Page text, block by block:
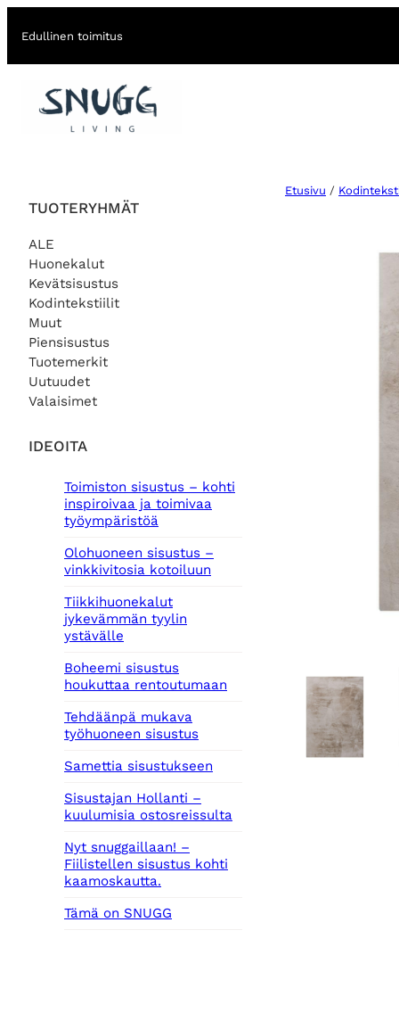
Edullinen toimitus
TUOTERYHMÄT
ALE
Huonekalut
Kevätsisustus
Kodintekstiilit
Muut
Piensisustus
Tuotemerkit
Uutuudet
Valaisimet
IDEOITA
Toimiston sisustus – kohti
inspiroivaa ja toimivaa
työympäristöä
Olohuoneen sisustus –
vinkkivitosia kotoiluun
Tiikkihuonekalut
jykevämmän tyylin
ystävälle
Boheemi sisustus
houkuttaa rentoutumaan
Tehdäänpä mukava
työhuoneen sisustus
Samettia sisustukseen
Sisustajan Hollanti –
kuulumisia ostosreissulta
Nyt snuggaillaan! –
Fiilistellen sisustus kohti
kaamoskautta.
Tämä on SNUGG
Etusivu /